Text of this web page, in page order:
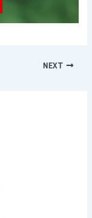
NEXT